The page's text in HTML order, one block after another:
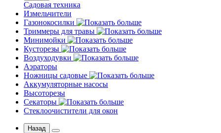
Садовая техника
Измельчители
Газонокосилки
Триммеры для травы
Минимойки
Кусторезы
Воздуходувки
Аэраторы
Ножницы садовые
Аккумуляторные насосы
Высоторезы
Секаторы
Стеклоочистители для окон
Назад